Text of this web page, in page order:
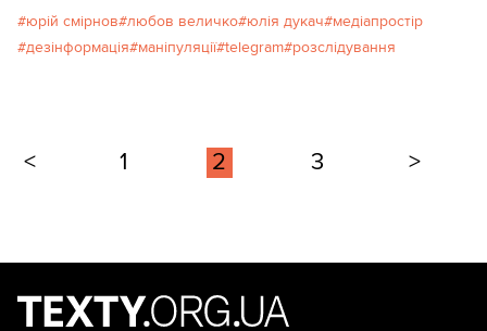
приблизно 4-5 новин щодня.
юрій смірнов любов величко юлія дукач медіапростір
дезінформація маніпуляції telegram розслідування
< 1 2 3 >